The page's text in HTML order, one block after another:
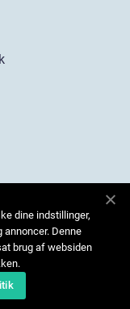
dine indstillinger,
Denne
brug af websiden